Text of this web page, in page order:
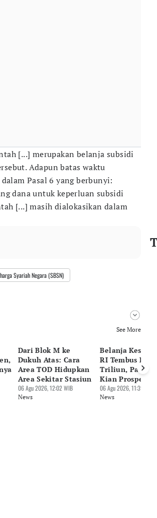
[...] merupakan belanja subsidi
Adapun batas waktu
Pasal 6 yang berbunyi:
dana untuk keperluan subsidi
[...] masih dialokasikan dalam
Syariah Negara (SBSN)
See More
Dari Blok M ke
Dukuh Atas: Cara
Area TOD Hidupkan
Area Sekitar Stasiun
06 Agu 2026, 12:02 WIB
News
Belanja
RI Tembus Rp660
Triliun, Pasar
Kian Prospektif
06 Agu 2026, 11:39 WIB
News